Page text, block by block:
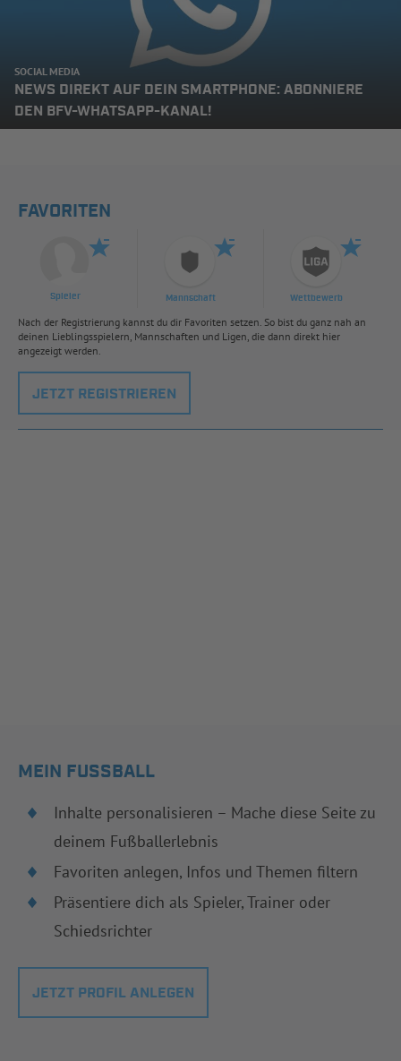
SOCIAL MEDIA
NEWS DIREKT AUF DEIN SMARTPHONE: ABONNIERE
DEN BFV-WHATSAPP-KANAL!
FAVORITEN
Spieler Mannschaft Wettbewerb
Nach der Registrierung kannst du dir Favoriten setzen. So bist du ganz nah an
deinen Lieblingsspielern, Mannschaften und Ligen, die dann direkt hier
angezeigt werden.
JETZT REGISTRIEREN
MEIN FUSSBALL
Inhalte personalisieren – Mache diese Seite zu
deinem Fußballerlebnis
Favoriten anlegen, Infos und Themen filtern
Präsentiere dich als Spieler, Trainer oder
Schiedsrichter
JETZT PROFIL ANLEGEN